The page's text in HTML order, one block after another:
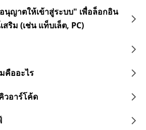
นุญาตให้เข้าสู่ระบบ" เพื่อล็อกอิน
ริม (เช่น แท็บเล็ต, PC)
คืออะไร
วอาร์โค้ด